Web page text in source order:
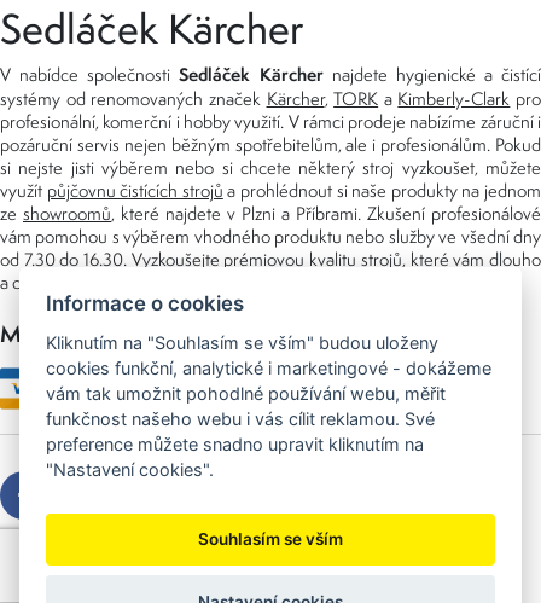
Sedláček Kärcher
V nabídce společnostiSedláček Kärchernajdete hygienické a čistící
systémy od renomovaných značek Kärcher,TORK a Kimberly-Clark pro
profesionální, komerční i hobby využití. V rámci prodeje nabízíme záruční i
pozáruční servis nejen běžným spotřebitelům, ale i profesionálům. Pokud
si nejste jisti výběrem nebo si chcete některý stroj vyzkoušet, můžete
využít půjčovnu čistících strojů a prohlédnout si naše produkty na jednom
ze showroomů, které najdete v Plzni a Příbrami. Zkušení profesionálové
vám pomohou s výběrem vhodného produktu nebo služby ve všední dny
od 7.30 do 16.30. Vyzkoušejte prémiovou kvalitu strojů, které vám dlouho
a dobře poslouží nejen doma, ale i v zaměstnání.
Možnosti platby
Copyright © 2026 Sedláček s.r.o.
Created byOLC Webdesign
Informace o cookies
Kliknutím na "Souhlasím se vším" budou uloženy
cookies funkční, analytické i marketingové - dokážeme
vám tak umožnit pohodlné používání webu, měřit
funkčnost našeho webu i vás cílit reklamou. Své
preference můžete snadno upravit kliknutím na
"Nastavení cookies".
Souhlasím se vším